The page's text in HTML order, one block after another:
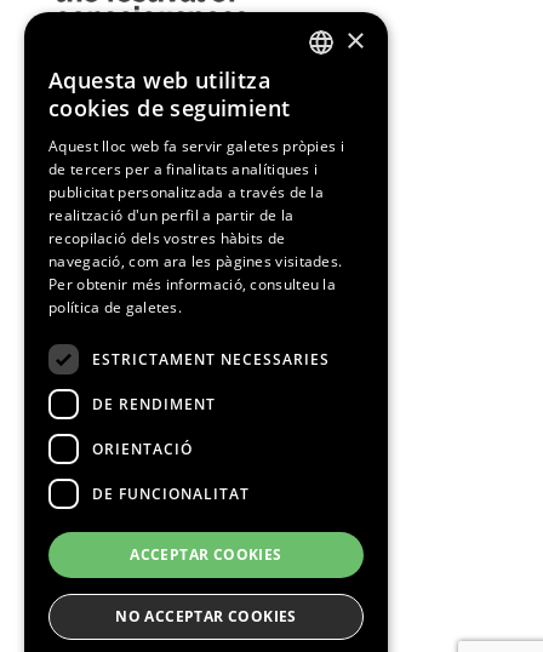
CATALAN
×
Aquesta web utilitza
cookies de seguimient
Aquest lloc web fa servir galetes pròpies i
de tercers per a finalitats analítiques i
publicitat personalitzada a través de la
realització d'un perfil a partir de la
recopilació dels vostres hàbits de
navegació, com ara les pàgines visitades.
Per obtenir més informació, consulteu la
política de galetes.
ESTRICTAMENT NECESSARIES
DE RENDIMENT
ORIENTACIÓ
DE FUNCIONALITAT
ACCEPTAR COOKIES
NO ACCEPTAR COOKIES